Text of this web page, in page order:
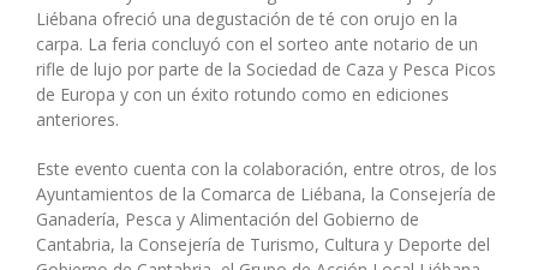
Liébana ofreció una degustación de té con orujo en la
carpa. La feria concluyó con el sorteo ante notario de un
rifle de lujo por parte de la Sociedad de Caza y Pesca Picos
de Europa y con un éxito rotundo como en ediciones
anteriores.
Este evento cuenta con la colaboración, entre otros, de los
Ayuntamientos de la Comarca de Liébana, la Consejería de
Ganadería, Pesca y Alimentación del Gobierno de
Cantabria, la Consejería de Turismo, Cultura y Deporte del